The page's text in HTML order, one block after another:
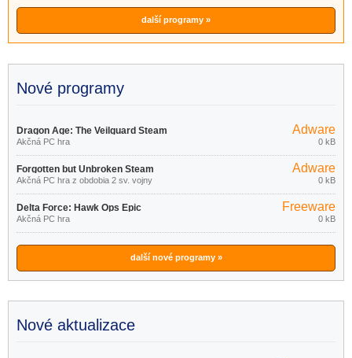
další programy »
Nové programy
Dragon Age: The Veilguard Steam
Akčná PC hra
Adware
0 kB
Forgotten but Unbroken Steam
Akčná PC hra z obdobia 2 sv. vojny
Adware
0 kB
Delta Force: Hawk Ops Epic
Games Store
Akčná PC hra
Freeware
0 kB
další nové programy »
Nové aktualizace